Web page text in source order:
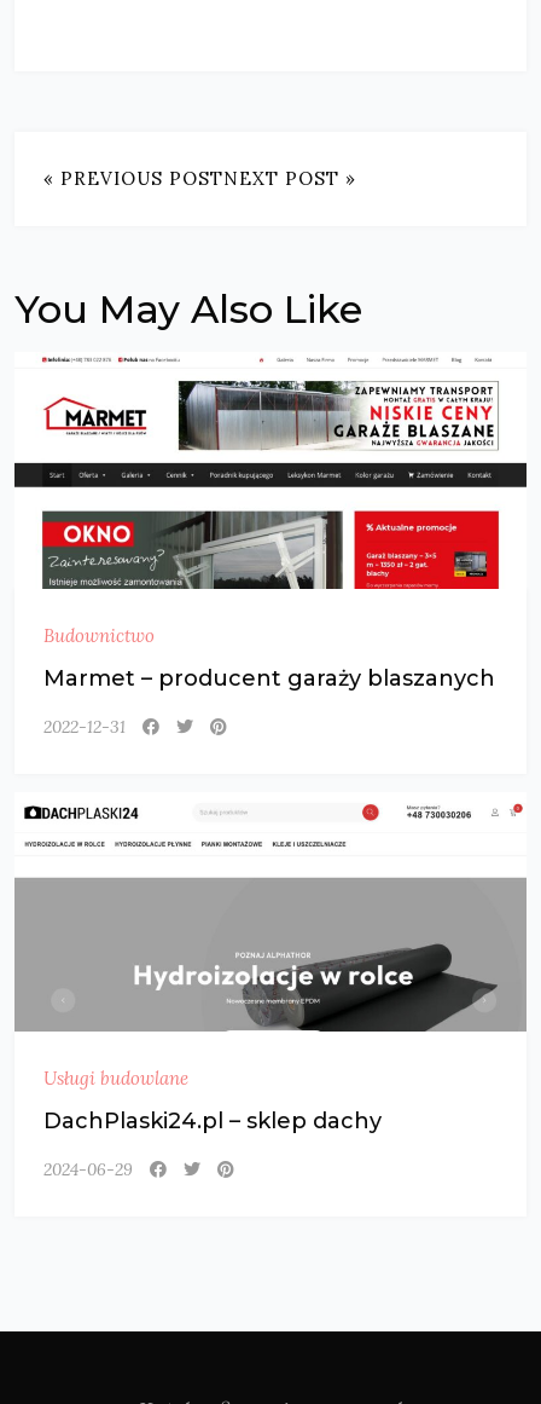
« PREVIOUS POSTNEXT POST »
You May Also Like
Budownictwo
Marmet – producent garaży blaszanych
2022-12-31
Usługi budowlane
DachPlaski24.pl – sklep dachy
2024-06-29